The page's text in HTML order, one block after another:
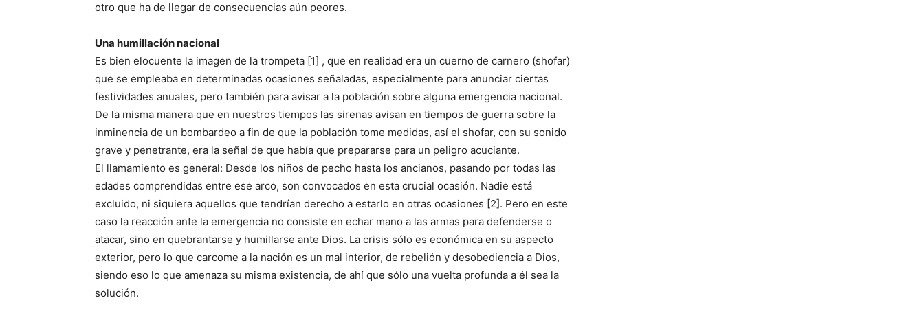
otro que ha de llegar de consecuencias aún peores.
Una humillación nacional
Es bien elocuente la imagen de la trompeta [1] , que en realidad era un cuerno de carnero (shofar)
que se empleaba en determinadas ocasiones señaladas, especialmente para anunciar ciertas
festividades anuales, pero también para avisar a la población sobre alguna emergencia nacional.
De la misma manera que en nuestros tiempos las sirenas avisan en tiempos de guerra sobre la
inminencia de un bombardeo a fin de que la población tome medidas, así el shofar, con su sonido
grave y penetrante, era la señal de que había que prepararse para un peligro acuciante.
El llamamiento es general: Desde los niños de pecho hasta los ancianos, pasando por todas las
edades comprendidas entre ese arco, son convocados en esta crucial ocasión. Nadie está
excluido, ni siquiera aquellos que tendrían derecho a estarlo en otras ocasiones [2]. Pero en este
caso la reacción ante la emergencia no consiste en echar mano a las armas para defenderse o
atacar, sino en quebrantarse y humillarse ante Dios. La crisis sólo es económica en su aspecto
exterior, pero lo que carcome a la nación es un mal interior, de rebelión y desobediencia a Dios,
siendo eso lo que amenaza su misma existencia, de ahí que sólo una vuelta profunda a él sea la
solución.